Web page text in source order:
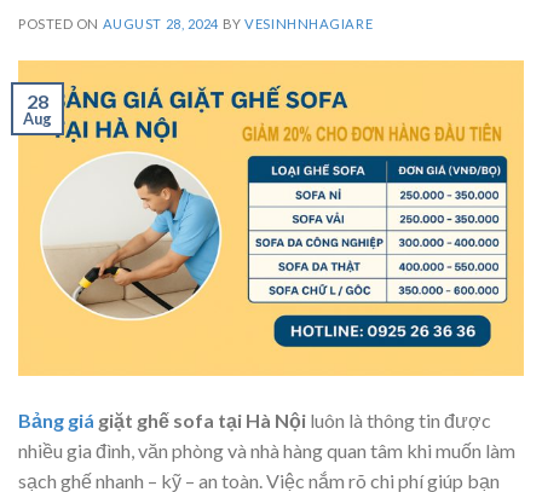
POSTED ON AUGUST 28, 2024 BYVESINHNHAGIARE
28
Aug
Bảng giá giặt ghế sofa tại Hà Nội luôn là thông tin được
nhiều gia đình, văn phòng và nhà hàng quan tâm khi muốn làm
sạch ghế nhanh – kỹ – an toàn. Việc nắm rõ chi phí giúp bạn